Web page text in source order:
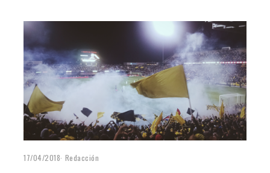
17/04/2018 Redacción